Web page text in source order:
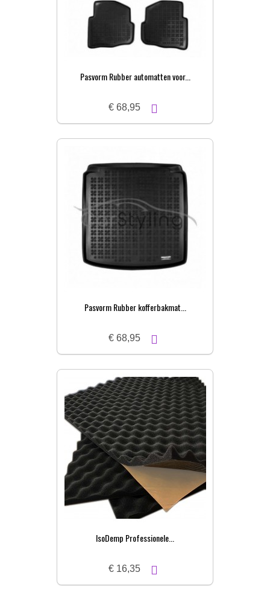
Pasvorm Rubber automatten voor...
€ 68,95
Pasvorm Rubber kofferbakmat...
€ 68,95
IsoDemp Professionele...
€ 16,35